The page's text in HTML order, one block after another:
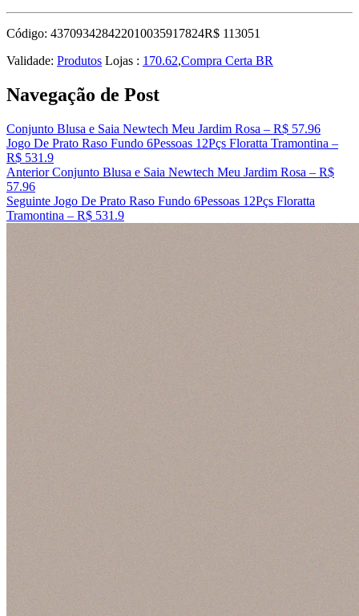
Código: 437093428422010035917824R$ 113051
Validade: Produtos Lojas : 170.62,Compra Certa BR
Navegação de Post
Conjunto Blusa e Saia Newtech Meu Jardim Rosa – R$ 57.96
Jogo De Prato Raso Fundo 6Pessoas 12Pçs Floratta Tramontina –
R$ 531.9
Anterior Conjunto Blusa e Saia Newtech Meu Jardim Rosa – R$
57.96
Seguinte Jogo De Prato Raso Fundo 6Pessoas 12Pçs Floratta
Tramontina – R$ 531.9